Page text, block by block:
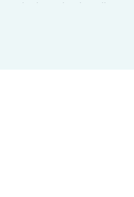
Charlottenlund
Ballerup